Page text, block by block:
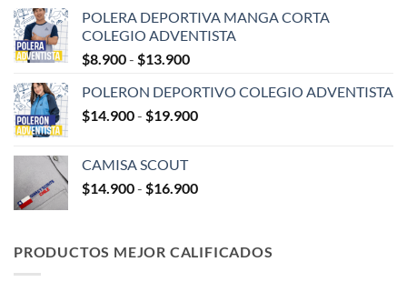
precios:
desde
$9.900
$15.900
POLERA DEPORTIVA MANGA CORTA
COLEGIO ADVENTISTA
$8.900- $13.900Rango
precios:
desde
POLERON DEPORTIVO COLEGIO ADVENTISTA
$14.900- $19.900Rango
$14.900
CAMISA SCOUT
$14.900- $16.900Rango
desde
PRODUCTOS MEJOR CALIFICADOS